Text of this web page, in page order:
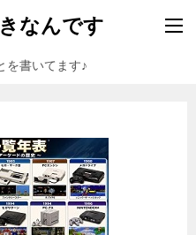
なんです
を書いてます♪